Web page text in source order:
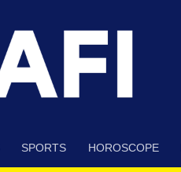
SPORTS HOROSCOPE